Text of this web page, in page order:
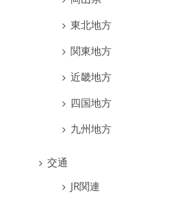
東北地方
関東地方
近畿地方
四国地方
九州地方
交通
JR関連